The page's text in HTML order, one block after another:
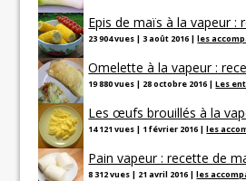
Epis de maïs à la vapeur :
23 904 vues |3 août 2016 |les
Omelette à la vapeur :
19 880 vues | 28 octobre 2016 |Les
Les œufs brouillés à la
14 121 vues | 1 février 2016 |les
Pain vapeur : recette de
8 312 vues | 21 avril 2016 |les